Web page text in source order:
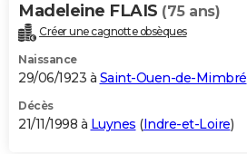
Madeleine FLAIS (75 ans)
Créer une cagnotte obsèques
Naissance
29/06/1923 à Saint-Ouen-de-Mimbré
Décès
21/11/1998 à Luynes (Indre-et-Loire)